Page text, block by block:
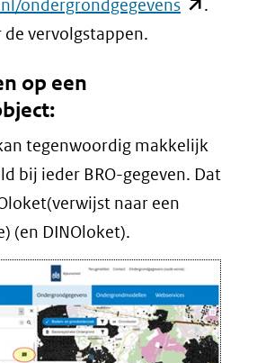
ondergrondgegevens
naar
een
.
de vervolgstappen.
op een
tegenwoordig makkelijk
bij ieder BRO-gegeven. Dat
naar een
(en DINOloket).